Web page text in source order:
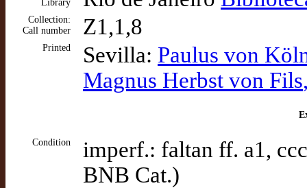
Library
Collection:
Call number
Z1,1,8
Printed Sevilla: Paulus von
Magnus Herbst von Fils
Condition
imperf.: faltan ff. a1,
BNB Cat.)